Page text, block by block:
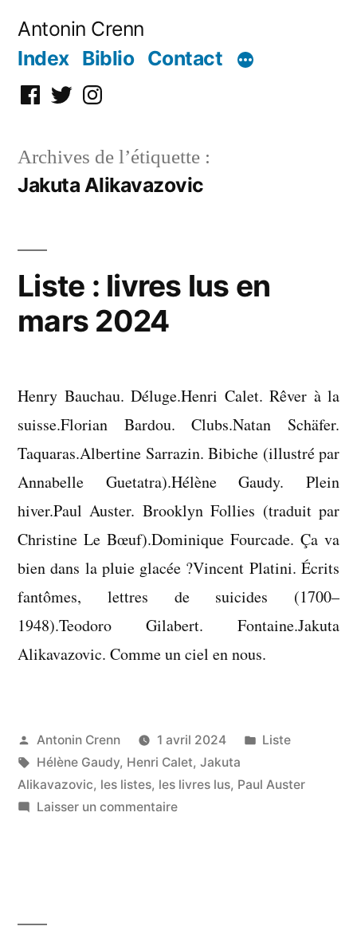
Antonin Crenn
Index Biblio Contact
Facebook
TwitterInstagram
Archives de l’étiquette :
Jakuta Alikavazovic
Liste : livres lus en
mars 2024
Henry Bauchau. Déluge.Henri Calet. Rêver à la
suisse.Florian Bardou. Clubs.Natan Schäfer.
Taquaras.Albertine Sarrazin. Bibiche (illustré par
Annabelle Guetatra).Hélène Gaudy. Plein
hiver.Paul Auster. Brooklyn Follies (traduit par
Christine Le Bœuf).Dominique Fourcade. Ça va
bien dans la pluie glacée ?Vincent Platini. Écrits
fantômes, lettres de suicides (1700–
1948).Teodoro Gilabert. Fontaine.Jakuta
Alikavazovic. Comme un ciel en nous.
Publié
par
Antonin Crenn 1 avril 2024
Publié
Liste
Étiquettes :
Hélène Gaudy, Henri Calet, Jakuta
Alikavazovic, les listes, les livres lus, Paul Auster
Laisser un commentairesur